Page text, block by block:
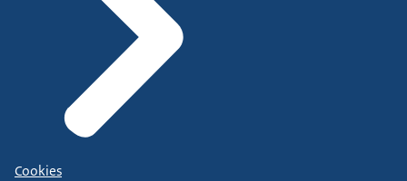
Cookies